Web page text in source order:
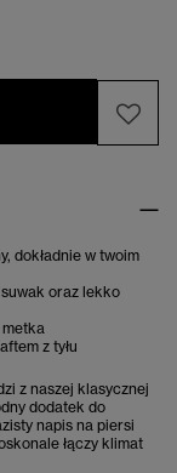
dokładnie w twoim
oraz lekko
z tyłu
z naszej klasycznej
dodatek do
napis na piersi
łączy klimat